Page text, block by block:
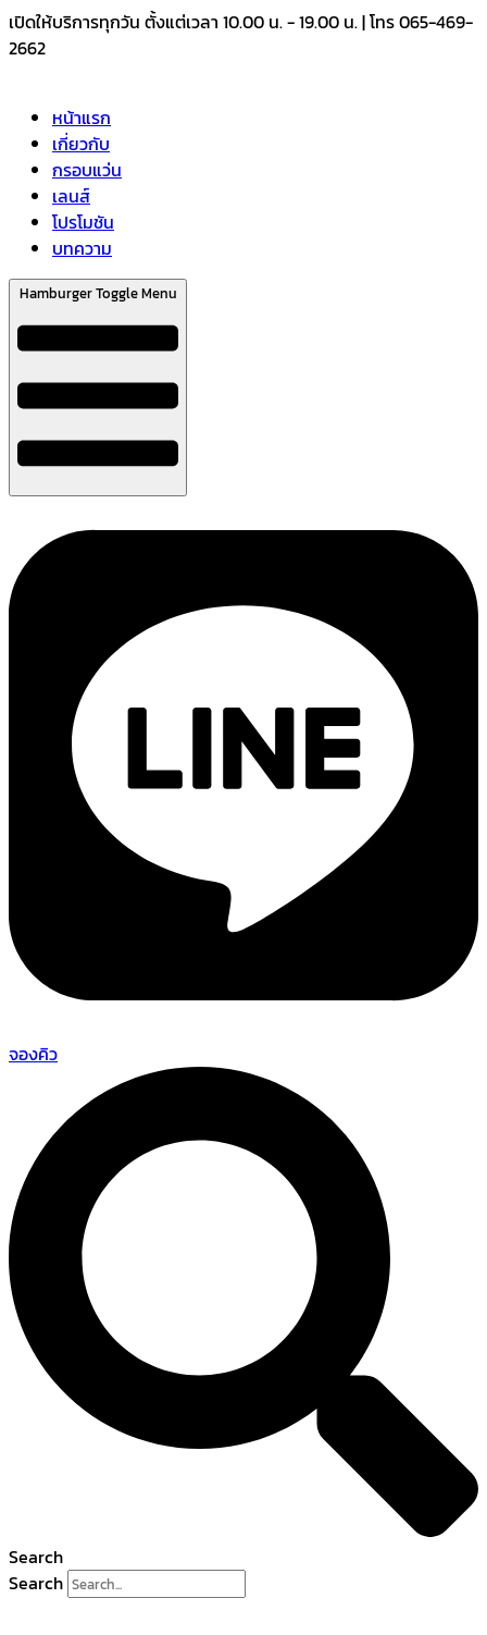
Skip
to
เปิดให้บริการทุกวัน ตั้งแต่เวลา 10.00 น. - 19.00 น. | โทร 065-469-
2662
หน้าแรก
เกี่ยวกับ
กรอบแว่น
เลนส์
โปรโมชัน
บทความ
Hamburger Toggle Menu
จองคิว
Search
Search